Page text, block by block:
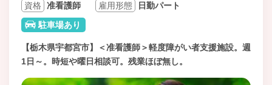
資格 准看護師 雇用形態
日勤パート
駐車場あり
【栃木県宇都宮市】＜准看護師＞軽度障がい者支援施設。週
1日～。時短や曜日相談可。残業ほぼ無し。